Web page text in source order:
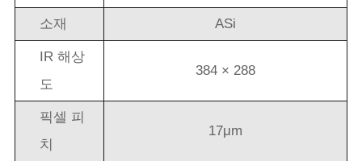
소재 ASi
IR 해상
도
384 × 288
픽셀 피
치
17μm